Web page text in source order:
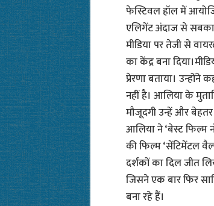
फेस्टिवल हॉल में
एलिगेंट अंदाज से सबका
मीडिया पर तेजी से
का केंद्र बना
प्रेरणा बताया।
नहीं है। आलिया के
मौजूदगी उन्हें और
आलिया ने ‘बेस्ट फिल्म
की फिल्म ‘सेंटिमेंटल
दर्शकों का दिल जीत
जिसने एक बार फिर
बना रहे हैं।